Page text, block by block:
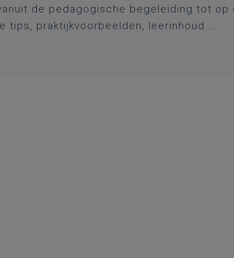
de pedagogische begeleiding tot op
tips, praktijkvoorbeelden, leerinhoud ...